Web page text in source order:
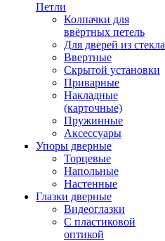
Петли
Колпачки для
ввёртных петель
Для дверей из стекла
Ввертные
Скрытой установки
Приварные
Накладные
(карточные)
Пружинные
Аксессуары
Упоры дверные
Торцевые
Напольные
Настенные
Глазки дверные
Видеоглазки
С пластиковой
оптикой